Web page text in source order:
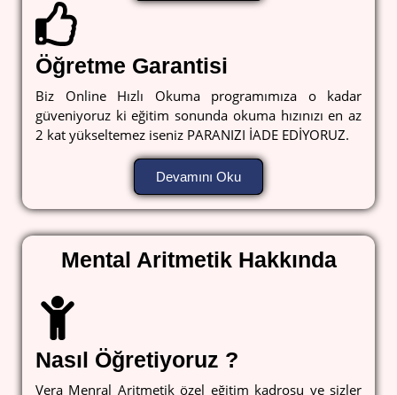
Öğretme Garantisi
Biz Online Hızlı Okuma programımıza o kadar
güveniyoruz ki eğitim sonunda okuma hızınızı en az
2 kat yükseltemez iseniz PARANIZI İADE EDİYORUZ.
Devamını Oku
Mental Aritmetik Hakkında
Nasıl Öğretiyoruz ?
Vera Menral Aritmetik özel eğitim kadrosu ve sizler